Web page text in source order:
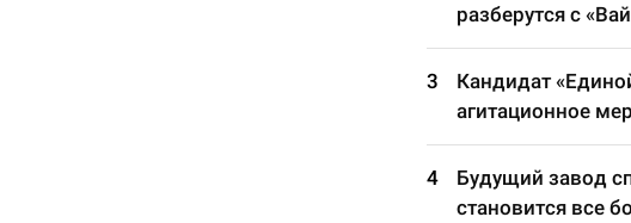
разберутся с
Кандидат
агитационное
Будущий завод
становится все